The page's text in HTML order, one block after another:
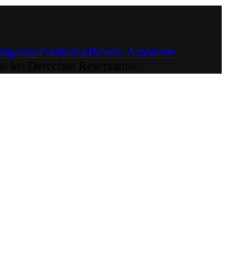
PublicidadMedio Ambiente